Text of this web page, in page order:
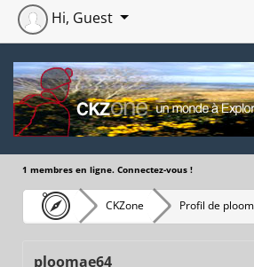
Hi, Guest
1 membres en ligne. Connectez-vous !
CKZone Profil de
ploomae64